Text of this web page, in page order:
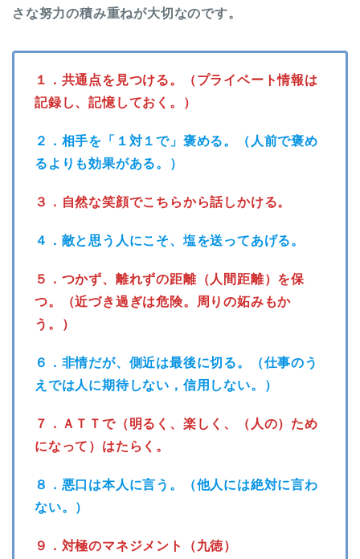
さな努力の積み重ねが大切なのです。
１．共通点を見つける。（プライベート情報は
記録し、記憶しておく。）
２．相手を「１対１で」褒める。（人前で褒め
るよりも効果がある。）
３．自然な笑顔でこちらから話しかける。
４．敵と思う人にこそ、塩を送ってあげる。
５．つかず、離れずの距離（人間距離）を保
つ。（近づき過ぎは危険。周りの妬みもか
う。）
６．非情だが、側近は最後に切る。（仕事のう
えでは人に期待しない，信用しない。）
７．ＡＴＴで（明るく、楽しく、（人の）ため
になって）はたらく。
８．悪口は本人に言う。（他人には絶対に言わ
ない。）
９．対極のマネジメント（九徳）